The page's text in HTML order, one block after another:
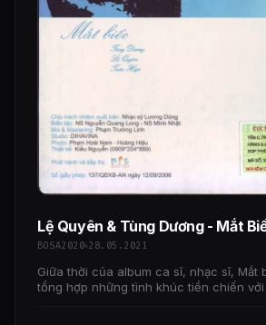
Lệ Quyên & Tùng Dương - Mắt
BOSA2020 28.05.2021
Giữa thời của album ca sĩ, nhạc sĩ, Mắt
tổng hợp những tình khúc tiền chiến